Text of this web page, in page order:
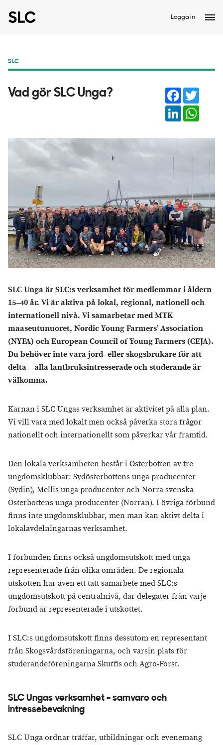
Logga in
SLC
Vad gör SLC Unga? Facebook
LinkedIn
SLC Unga är SLC:s verksamhet för medlemmar i åldern
15–40 år. Vi är aktiva på lokal, regional, nationell och
internationell nivå. Vi samarbetar med MTK
maaseutunuoret, Nordic Young Farmers’ Association
(NYFA) och European Council of Young Farmers (CEJA).
Du behöver inte vara jord- eller skogsbrukare för att
delta – alla lantbruksintresserade och studerande är
välkomna.
Kärnan i SLC Ungas verksamhet är aktivitet på alla plan.
Vi vill vara med lokalt men också påverka stora frågor
nationellt och internationellt som påverkar vår framtid.
Den lokala verksamheten består i Österbotten av tre
ungdomsklubbar: Sydösterbottens unga producenter
(Sydin), Mellis unga producenter och Norra svenska
Österbottens unga producenter (Norran). I övriga förbund
finns inte ungdomsklubbar, men man kan aktivt delta i
lokalavdelningarnas verksamhet.
I förbunden finns också ungdomsutskott med unga
representerade från olika områden. De regionala
utskotten har även ett tätt samarbete med SLC:s
ungdomsutskott på centralnivå, där delegater från varje
förbund är representerade i utskottet.
I SLC:s ungdomsutskott finns dessutom en representant
från Skogsvårdsföreningarna, och varsin plats för
studerandeföreningarna Skuffis och Agro-Forst.
SLC Ungas verksamhet - samvaro och
intressebevakning
SLC Unga ordnar träffar, utbildningar och evenemang